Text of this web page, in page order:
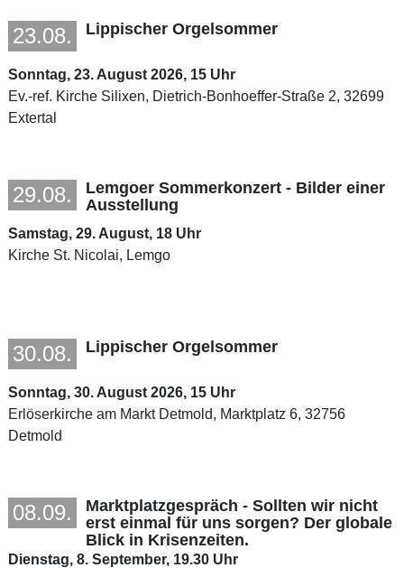
23.08. Lippischer Orgelsommer
Sonntag, 23. August 2026, 15 Uhr
Ev.-ref. Kirche Silixen, Dietrich-Bonhoeffer-Straße 2, 32699
Extertal
29.08.
Lemgoer Sommerkonzert - Bilder einer
Ausstellung
Samstag, 29. August, 18 Uhr
Kirche St. Nicolai, Lemgo
30.08. Lippischer Orgelsommer
Sonntag, 30. August 2026, 15 Uhr
Erlöserkirche am Markt Detmold, Marktplatz 6, 32756
Detmold
08.09.
Marktplatzgespräch - Sollten wir nicht
erst einmal für uns sorgen? Der globale
Blick in Krisenzeiten.
Dienstag, 8. September, 19.30 Uhr